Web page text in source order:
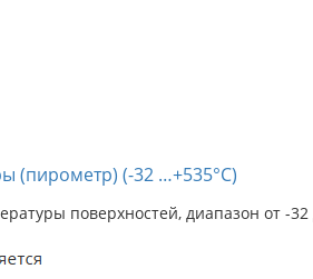
(пирометр) (-32 …+535°С)
поверхностей, диапазон от -32